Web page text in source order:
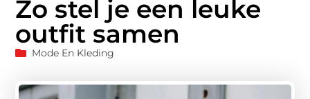
Zo stel je een leuke
outfit samen
Mode En Kleding